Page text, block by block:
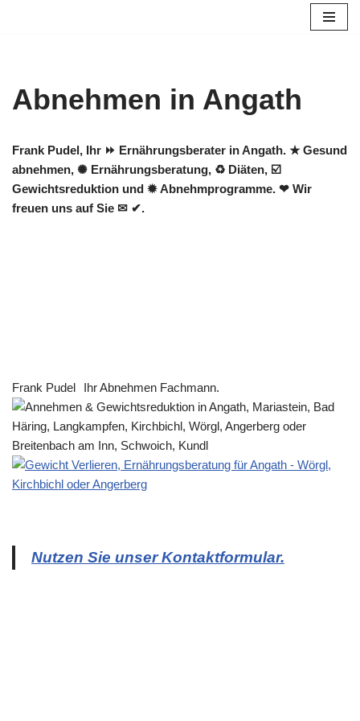
Abnehmen in Angath
Frank Pudel, Ihr ⏩ Ernährungsberater in Angath. ★ Gesund
abnehmen, ✺ Ernährungsberatung, ♻ Diäten, ☑️
Gewichtsreduktion und ✹ Abnehmprogramme. ❤ Wir
freuen uns auf Sie ✉ ✔.
Frank Pudel Ihr Abnehmen Fachmann.
Nutzen Sie unser Kontaktformular.